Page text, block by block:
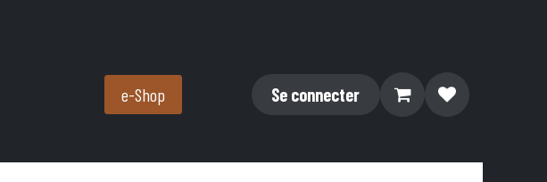
e-Shop Se connecter